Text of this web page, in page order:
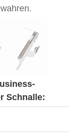
Schnalle: